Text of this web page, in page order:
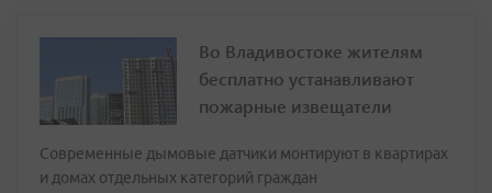
Во Владивостоке жителям
бесплатно устанавливают
пожарные извещатели
Современные дымовые датчики монтируют в квартирах
и домах отдельных категорий граждан